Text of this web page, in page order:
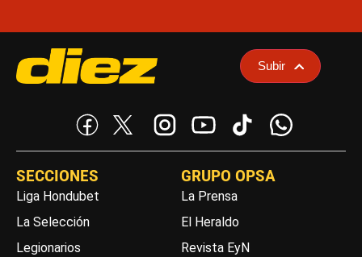
Subir
SECCIONES
Liga Hondubet
La Selección
Legionarios
GRUPO OPSA
La Prensa
El Heraldo
Revista EyN